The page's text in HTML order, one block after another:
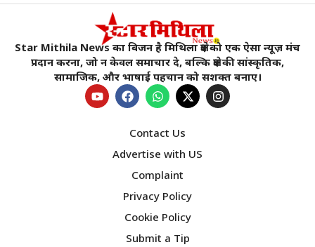
Star Mithila News का विजन है मिथिला क्षेत्र को एक ऐसा न्यूज़ मंच
प्रदान करना, जो न केवल समाचार दे, बल्कि क्षेत्र की सांस्कृतिक,
सामाजिक, और भाषाई पहचान को सशक्त बनाए।
Contact Us
Advertise with US
Complaint
Privacy Policy
Cookie Policy
Submit a Tip